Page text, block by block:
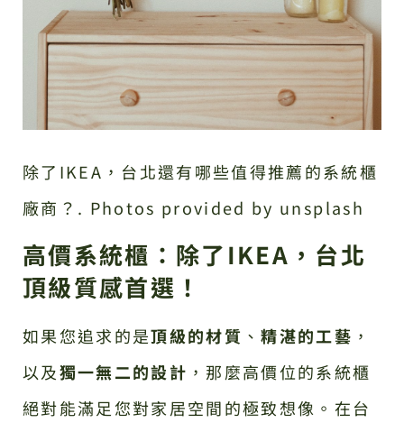
除了IKEA，台北還有哪些值得推薦的系統櫃
廠商？. Photos provided by unsplash
高價系統櫃：除了IKEA，台北
頂級質感首選！
如果您追求的是頂級的材質 、精湛的工藝 ，
以及獨一無二的設計 ，那麼高價位的系統櫃
絕對能滿足您對家居空間的極致想像。在台